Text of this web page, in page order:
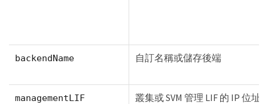
backendName 自訂名稱或儲存後端
managementLIF
叢集或 SVM 管理 LIF 的 IP 位址